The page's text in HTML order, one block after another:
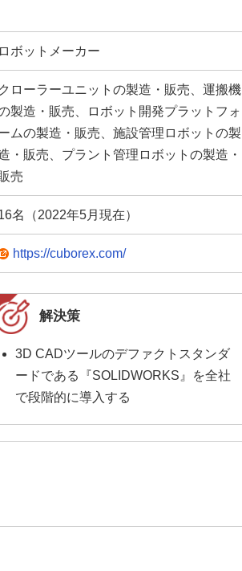
ロボットメーカー
クローラーユニットの製造・販売、運搬機
製造・販売、ロボット開発プラットフォ
ムの製造・販売、施設管理ロボットの製
・販売、プラント管理ロボットの製造・
売
名（2022年5月現在）
https://cuborex.com/
解決策
3D CADツールのデファクトスタンダ
ードである『SOLIDWORKS』を全社
で段階的に導入する